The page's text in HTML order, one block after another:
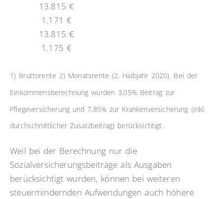
13.815 €
1.171 €
13.815 €
1.175 €
1) Bruttorente 2) Monatsrente (2. Halbjahr 2020). Bei der
Einkommensberechnung wurden 3,05% Beitrag zur
Pflegeversicherung und 7,85% zur Krankenversicherung (inkl.
durchschnittlicher Zusatzbeitrag) berücksichtigt.
Weil bei der Berechnung nur die
Sozialversicherungsbeiträge als Ausgaben
berücksichtigt wurden, können bei weiteren
steuermindernden Aufwendungen auch höhere